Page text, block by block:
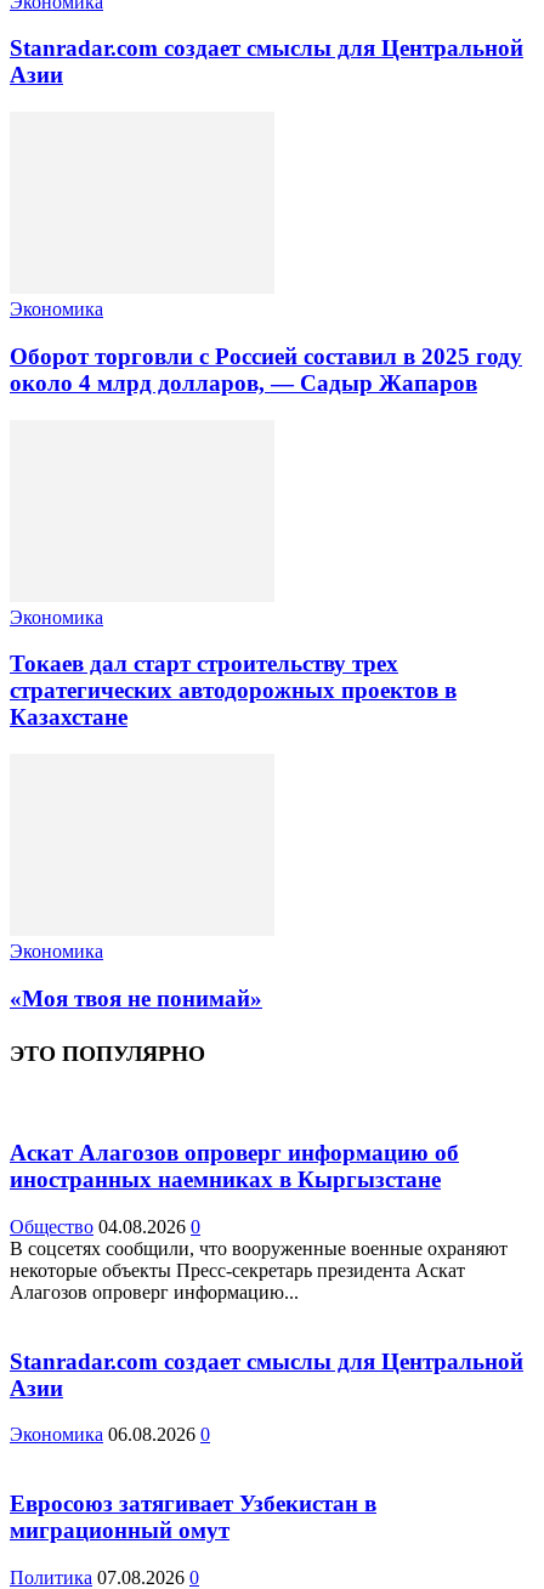
Stanradar.com создает смыслы для Центральной
Азии
Экономика
Оборот торговли с Россией составил в 2025 году
около 4 млрд долларов, — Садыр Жапаров
Экономика
Токаев дал старт строительству трех
стратегических автодорожных проектов в
Казахстане
Экономика
«Моя твоя не понимай»
ЭТО ПОПУЛЯРНО
Аскат Алагозов опроверг информацию об
иностранных наемниках в Кыргызстане
Общество 04.08.2026 0
В соцсетях сообщили, что вооруженные военные охраняют
некоторые объекты Пресс-секретарь президента Аскат
Алагозов опроверг информацию...
Stanradar.com создает смыслы для Центральной
Азии
Экономика 06.08.2026 0
Евросоюз затягивает Узбекистан в
миграционный омут
Политика 07.08.2026 0